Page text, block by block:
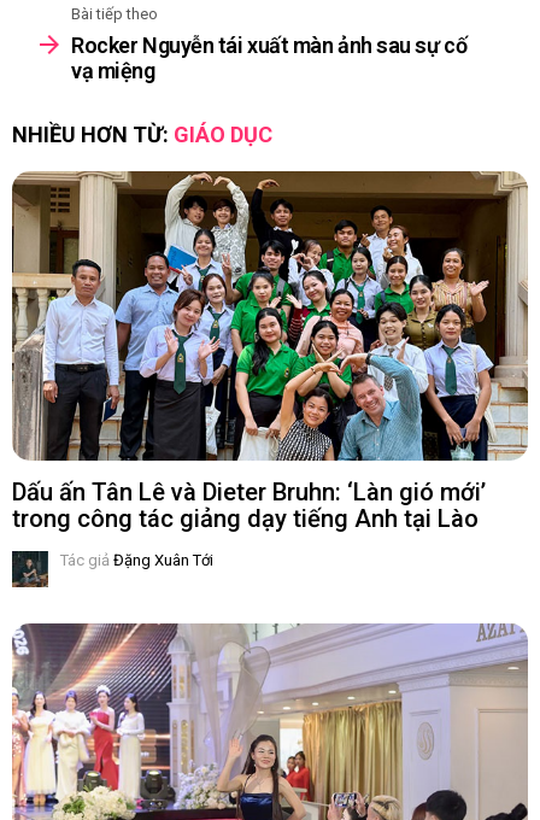
Bài tiếp theo
Rocker Nguyễn tái xuất màn ảnh sau sự cố
vạ miệng
NHIỀU HƠN TỪ: GIÁO DỤC
Dấu ấn Tân Lê và Dieter Bruhn: ‘Làn gió mới’
trong công tác giảng dạy tiếng Anh tại Lào
Tác giả Đặng Xuân Tới